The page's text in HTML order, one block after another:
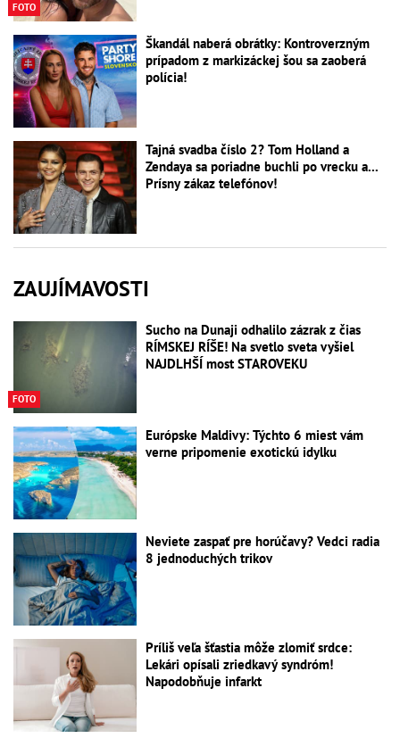
FOTO
Škandál naberá obrátky: Kontroverzným
prípadom z markizáckej šou sa zaoberá
polícia!
Tajná svadba číslo 2? Tom Holland a
Zendaya sa poriadne buchli po vrecku a...
Prísny zákaz telefónov!
ZAUJÍMAVOSTI
FOTO
Sucho na Dunaji odhalilo zázrak z čias
RÍMSKEJ RÍŠE! Na svetlo sveta vyšiel
NAJDLHŠÍ most STAROVEKU
Európske Maldivy: Týchto 6 miest vám
verne pripomenie exotickú idylku
Neviete zaspať pre horúčavy? Vedci radia
8 jednoduchých trikov
Príliš veľa šťastia môže zlomiť srdce:
Lekári opísali zriedkavý syndróm!
Napodobňuje infarkt